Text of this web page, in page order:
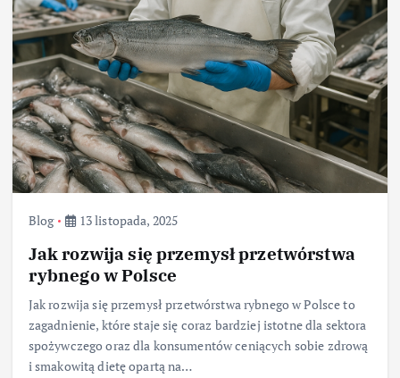
Blog 13 listopada, 2025
Jak rozwija się przemysł przetwórstwa
rybnego w Polsce
Jak rozwija się przemysł przetwórstwa rybnego w Polsce to
zagadnienie, które staje się coraz bardziej istotne dla sektora
spożywczego oraz dla konsumentów ceniących sobie zdrową
i smakowitą dietę opartą na…